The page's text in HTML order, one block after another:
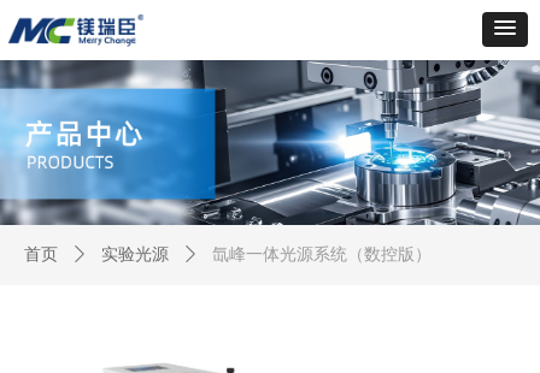
首页 ꄲ 实验光源 ꄲ 氙峰一体光源系统（数控版）